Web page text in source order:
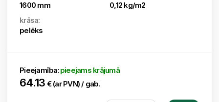
1600 mm
0,12 kg/m2
krāsa:
pelēks
Pieejamība:pieejams krājumā
64.13 € (ar PVN) / gab.